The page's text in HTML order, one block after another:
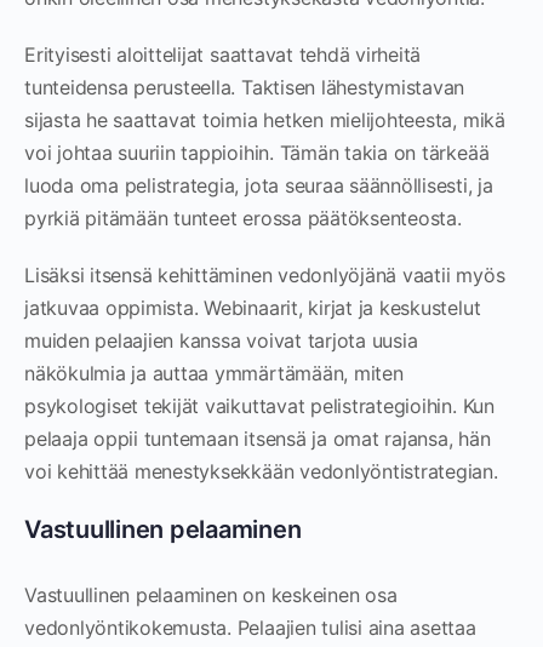
Erityisesti aloittelijat saattavat tehdä virheitä
tunteidensa perusteella. Taktisen lähestymistavan
sijasta he saattavat toimia hetken mielijohteesta, mikä
voi johtaa suuriin tappioihin. Tämän takia on tärkeää
luoda oma pelistrategia, jota seuraa säännöllisesti, ja
pyrkiä pitämään tunteet erossa päätöksenteosta.
Lisäksi itsensä kehittäminen vedonlyöjänä vaatii myös
jatkuvaa oppimista. Webinaarit, kirjat ja keskustelut
muiden pelaajien kanssa voivat tarjota uusia
näkökulmia ja auttaa ymmärtämään, miten
psykologiset tekijät vaikuttavat pelistrategioihin. Kun
pelaaja oppii tuntemaan itsensä ja omat rajansa, hän
voi kehittää menestyksekkään vedonlyöntistrategian.
Vastuullinen pelaaminen
Vastuullinen pelaaminen on keskeinen osa
vedonlyöntikokemusta. Pelaajien tulisi aina asettaa